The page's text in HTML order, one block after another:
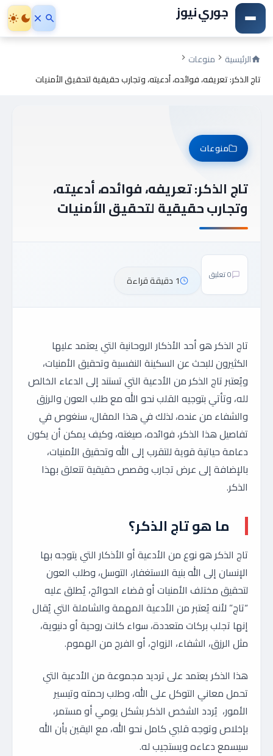
جوري نيوز
الرئيسية
منوعات
تاج الذكر: تعريفه، فوائده، أدعيته، وتجارب حقيقية لتحقيق الأمنيات
منوعات
تاج الذكر: تعريفه، فوائده، أدعيته،
وتجارب حقيقية لتحقيق الأمنيات
0 تعليق 1 دقيقة قراءة
تاج الذكر هو أحد الأذكار الروحانية التي يعتمد عليها
الكثيرون للبحث عن السكينة النفسية وتحقيق الأمنيات،
ويُعتبر تاج الذكر من الأدعية التي تستند إلى الدعاء الخالص
لله، وتأتي بتوجيه القلب نحو الله مع طلب العون والرزق
والشفاء من عنده، لذلك في هذا المقال، سنغوص في
تفاصيل هذا الذكر، فوائده، صيغته، وكيف يمكن أن يكون
دعامة حياتية قوية للتقرب إلى الله وتحقيق الأمنيات،
بالإضافة إلى عرض تجارب وقصص حقيقية تتعلق بهذا
الذكر.
ما هو تاج الذكر؟
تاج الذكر هو نوع من الأدعية أو الأذكار التي يتوجه بها
الإنسان إلى الله بنية الاستغفار، التوسل، وطلب العون
لتحقيق مختلف الأمنيات أو قضاء الحوائج، يُطلق عليه
“تاج” لأنه يُعتبر من الأدعية المهمة والشاملة التي يُقال
إنها تجلب بركات متعددة، سواء كانت روحية أو دنيوية،
مثل الرزق، الشفاء، الزواج، أو الفرج من الهموم.
هذا الذكر يعتمد على ترديد مجموعة من الأدعية التي
تحمل معاني التوكل على الله، وطلب رحمته وتيسير
الأمور، يُردد الشخص الذكر بشكل يومي أو مستمر،
بإخلاص وتوجه قلبي كامل نحو الله، مع اليقين بأن الله
سيسمع دعاءه ويستجيب له.